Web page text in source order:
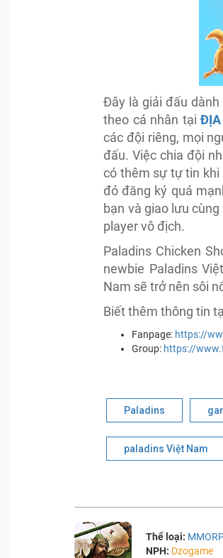
Đây là giải đấu
theo cá nhân tạiĐỊA
các đội riêng, mọi
đấu. Việc chia đội
có thêm sự tự tin khi
đó đăng ký quá
bạn và giao lưu
player vô địch.
Paladins Chicken
newbie Paladins
Nam sẽ trở nên sôi
Biết thêm thông tin
Fanpage: https://
Group: https://
Paladins
paladins Việt Nam
Thể loại:
NPH: Dzogame